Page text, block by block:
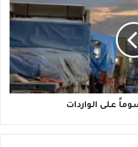
على الواردات